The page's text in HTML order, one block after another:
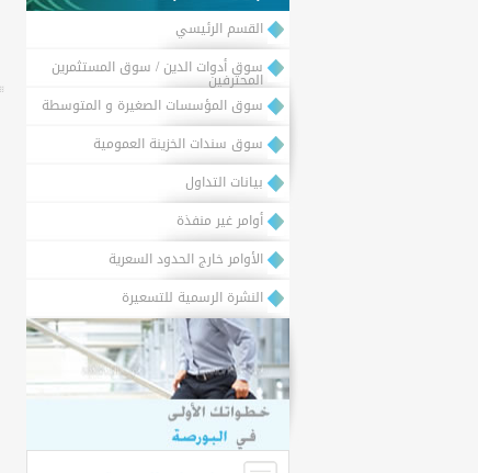
القسم الرئيسي
سوق أدوات الدين / سوق المستثمرين
المحترفين
سوق المؤسسات الصغيرة و المتوسطة
سوق سندات الخزينة العمومية
بيانات التداول
أوامر غير منفذة
الأوامر خارج الحدود السعرية
النشرة الرسمية للتسعيرة